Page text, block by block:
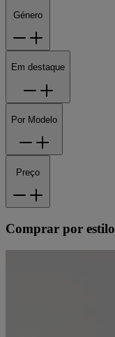
Género
Em destaque
Por Modelo
Preço
Comprar por estilo